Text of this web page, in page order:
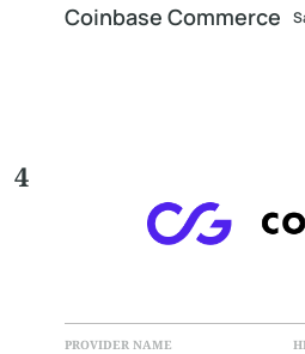
Coinbase Commerce
4
PROVIDER NAME